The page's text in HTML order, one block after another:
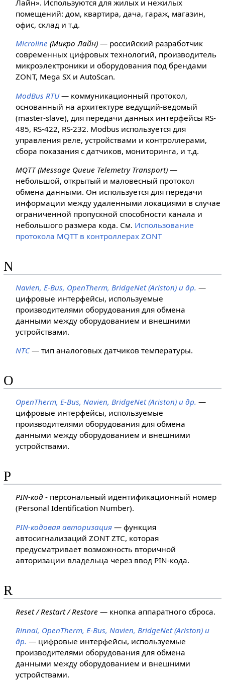
Лайн». Используются для жилых и нежилых
помещений: дом, квартира, дача, гараж, магазин,
офис, склад и т.д.
Microline (Микро Лайн) — российский разработчик
современных цифровых технологий, производитель
микроэлектроники и оборудования под брендами
ZONT, Mega SX и AutoScan.
ModBus RTU— коммуникационный протокол,
основанный на архитектуре ведущий-ведомый
(master-slave), для передачи данных интерфейсы RS-
485, RS-422, RS-232. Modbus используется для
управления реле, устройствами и контроллерами,
сбора показания с датчиков, мониторинга, и т.д.
MQTT (Message Queue Telemetry Transport)—
небольшой, открытый и маловесный протокол
обмена данными. Он используется для передачи
информации между удаленными локациями в случае
ограниченной пропускной способности канала и
небольшого размера кода. См. Использование
протокола MQTT в контроллерах ZONT
N
Navien, E-Bus, OpenTherm, BridgeNet (Ariston) и др. —
цифровые интерфейсы, используемые
производителями оборудования для обмена
данными между оборудованием и внешними
устройствами.
NTC— тип аналоговых датчиков температуры.
O
OpenTherm, E-Bus, Navien, BridgeNet (Ariston) и др. —
цифровые интерфейсы, используемые
производителями оборудования для обмена
данными между оборудованием и внешними
устройствами.
P
PIN-код - персональный идентификационный номер
(Personal Identification Number).
PIN-кодовая авторизация — функция
автосигнализаций ZONT ZTC, которая
предусматривает возможность вторичной
авторизации владельца через ввод PIN-кода.
R
Reset / Restart / Restore — кнопка аппаратного сброса.
Rinnai, OpenTherm, E-Bus, Navien, BridgeNet (Ariston) и
др. — цифровые интерфейсы, используемые
производителями оборудования для обмена
данными между оборудованием и внешними
устройствами.